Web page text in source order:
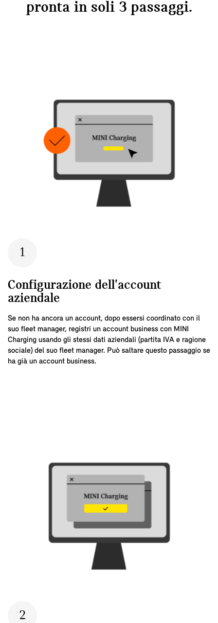
pronta in soli 3 passaggi.
1
Configurazione dell'account
aziendale
Se non ha ancora un account, dopo essersi coordinato con il
suo fleet manager, registri un account business con MINI
Charging usando gli stessi dati aziendali (partita IVA e ragione
sociale) del suo fleet manager. Può saltare questo passaggio se
ha già un account business.
2